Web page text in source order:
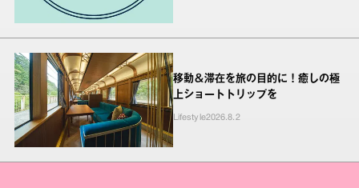
移動＆滞在を旅の目的に！癒しの極
上ショートトリップを
Lifestyle2026.8.2